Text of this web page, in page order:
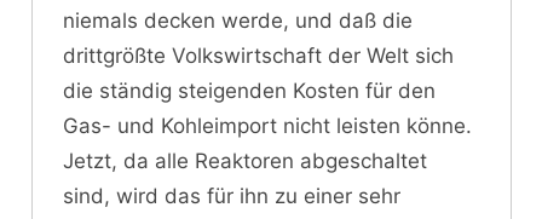
niemals decken werde, und daß die
drittgrößte Volkswirtschaft der Welt sich
die ständig steigenden Kosten für den
Gas- und Kohleimport nicht leisten könne.
Jetzt, da alle Reaktoren abgeschaltet
sind, wird das für ihn zu einer sehr